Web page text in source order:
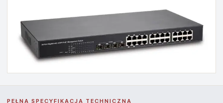
PEŁNA SPECYFIKACJA TECHNICZNA